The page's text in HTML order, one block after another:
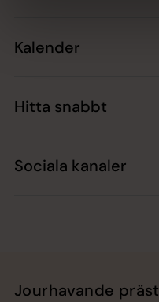
Kalender
Hitta snabbt
Sociala kanaler
Jourhavande präst